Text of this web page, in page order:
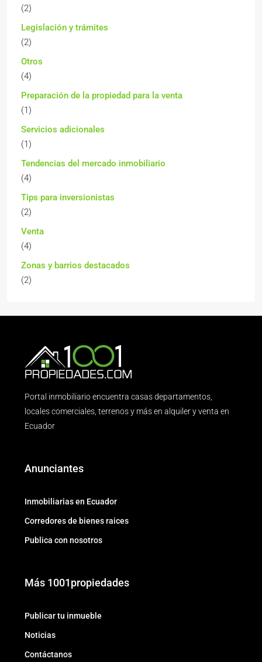
(2)
Legislación y trámites
(2)
Otros
(4)
Preparación de la propiedad para la venta
(1)
Servicios adicionales
(1)
Tendencias del mercado inmobiliario
(4)
Tips para inversionistas
(2)
Venta
(4)
Zonas y barrios destacados
(2)
Portal inmobiliario encuentra casas departamentos,
locales comerciales, terrenos y más en alquiler y venta en
Ecuador
Anunciantes
Inmobiliarias en Ecuador
Corredores de bienes raices
Publica con nosotros
Más 1001propiedades
Publicar tu inmueble
Noticias
Contáctanos